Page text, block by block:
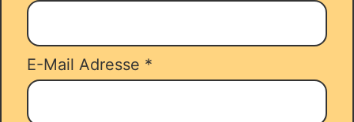
E-Mail Adresse *